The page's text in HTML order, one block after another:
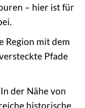
– hier ist für
Region mit dem
Pfade
In der Nähe von
historische